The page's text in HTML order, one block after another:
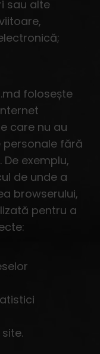
sau alte
folosește
care nu au
fără
exemplu,
de unde a
browserului,
pentru a